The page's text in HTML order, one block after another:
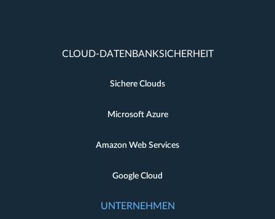
CLOUD-DATENBANKSICHERHEIT
Sichere Clouds
Microsoft Azure
Amazon Web Services
Google Cloud
UNTERNEHMEN